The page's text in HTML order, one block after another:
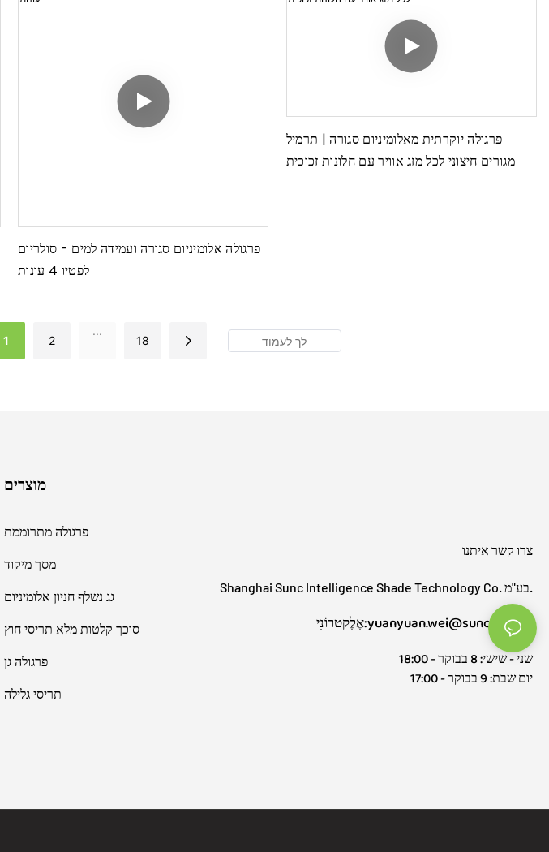
פרגולה אלומיניום סגורה ועמידה למים - סולריום
לפטיו 4 עונות
פרגולה יוקרתית מאלומיניום סגורה | תרמיל
מגורים חיצוני לכל מזג אוויר עם חלונות זכוכית
1 2
...
18
מוצרים
פרגולה מתרוממת
מסך מיקוד
גג נשלףחניון אלומיניום
סוכך קלטות מלא תריסי חוץ
פרגולה גן
תריסי גלילה
צרו קשר איתנו
אֶלֶקטרוֹנִי:yuanyuan.wei@sunctech.cn
שני - שישי: 8 בבוקר - 18:00
יום שבת: 9 בבוקר - 17:00